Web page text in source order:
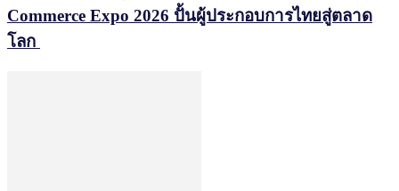
Commerce Expo 2026 ปั้นผู้ประกอบการไทยสู่ตลาด
โลก